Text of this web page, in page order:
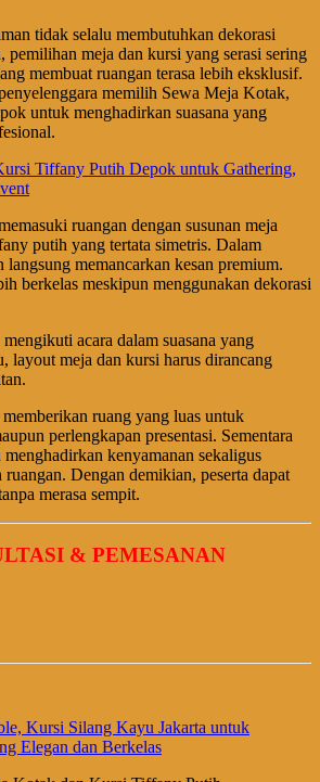
tidak selalu membutuhkan dekorasi
pemilihan meja dan kursi yang serasi sering
membuat ruangan terasa lebih eksklusif.
memilih Sewa Meja Kotak,
untuk menghadirkan suasana yang
ruangan dengan susunan meja
putih yang tertata simetris. Dalam
memancarkan kesan premium.
berkelas meskipun menggunakan dekorasi
acara dalam suasana yang
layout meja dan kursi harus dirancang
ruang yang luas untuk
perlengkapan presentasi. Sementara
kenyamanan sekaligus
Dengan demikian, peserta dapat
merasa sempit.
& PEMESANAN
Kursi Silang Kayu Jakarta untuk
Elegan dan Berkelas